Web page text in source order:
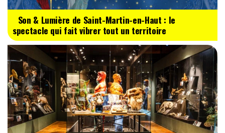
Son & Lumière de Saint-Martin-en-Haut : le
spectacle qui fait vibrer tout un territoire